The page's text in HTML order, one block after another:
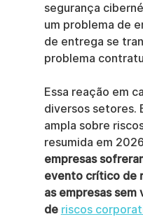
segurança
um problema de
de entrega se
problema
Essa reação em
diversos setores.
ampla sobre
resumida em
empresas
evento crítico de
as empresas
de riscos